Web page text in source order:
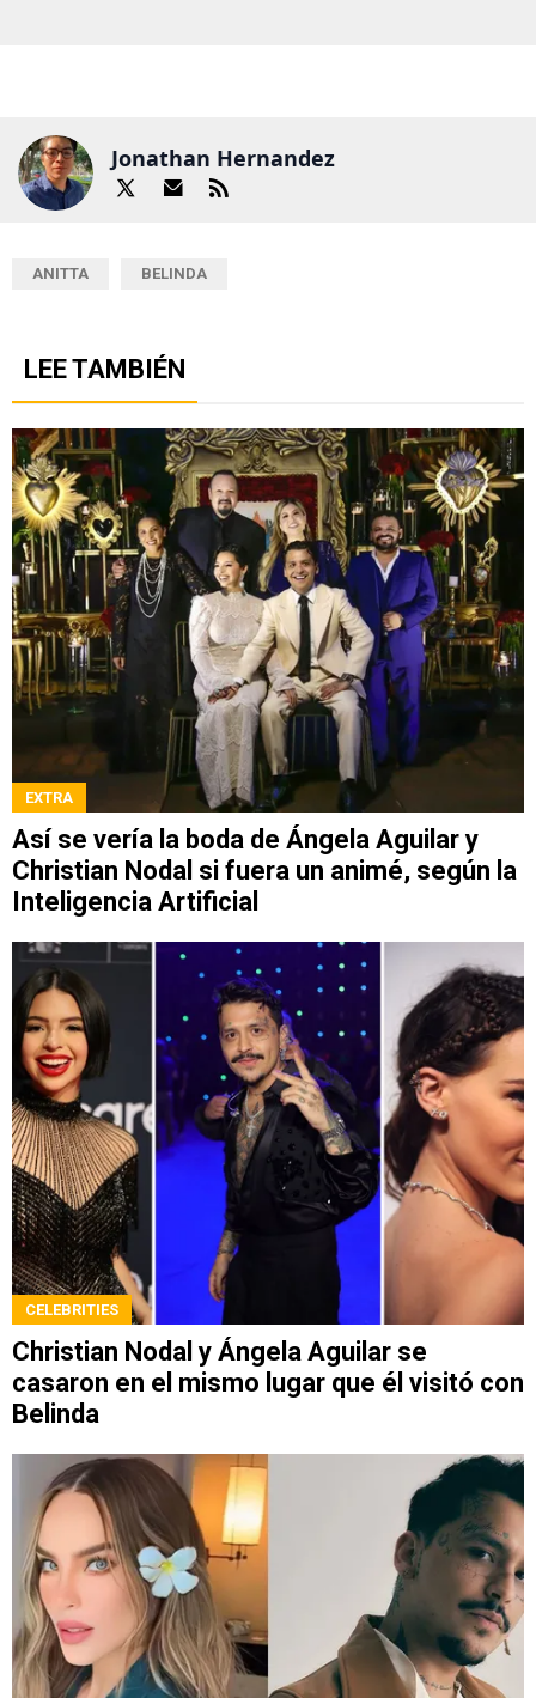
Jonathan Hernandez
ANITTA BELINDA
LEE TAMBIÉN
EXTRA
Así se vería la boda de Ángela Aguilar y
Christian Nodal si fuera un animé, según la
Inteligencia Artificial
CELEBRITIES
Christian Nodal y Ángela Aguilar se
casaron en el mismo lugar que él visitó con
Belinda